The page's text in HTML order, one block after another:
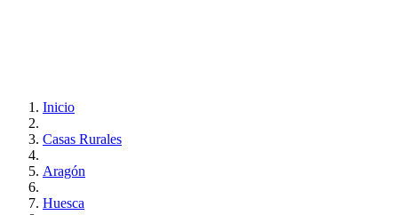
Inicio
Casas Rurales
Aragón
Huesca